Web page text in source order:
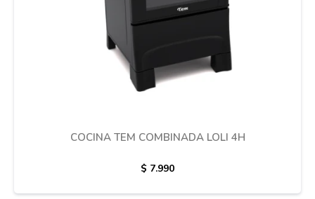
COCINA TEM COMBINADA LOLI 4H
$ 7.990